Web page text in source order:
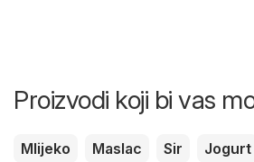
Proizvodi koji bi vas
Mlijeko Maslac Sir Jogurt